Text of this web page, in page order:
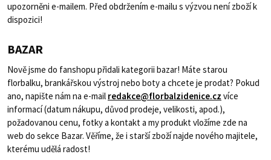
upozorněni e-mailem. Před obdržením e-mailu s výzvou není zboží k
dispozici!
BAZAR
Nově jsme do fanshopu přidali kategorii bazar! Máte starou
florbalku, brankářskou výstroj nebo boty a chcete je prodat? Pokud
ano, napište nám na e-mail redakce@florbalzidenice.cz více
informací (datum nákupu, důvod prodeje, velikosti, apod.),
požadovanou cenu, fotky a kontakt a my produkt vložíme zde na
web do sekce Bazar. Věříme, že i starší zboží najde nového majitele,
kterému udělá radost!